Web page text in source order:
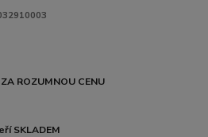
ROZUMNOU CENU
SKLADEM